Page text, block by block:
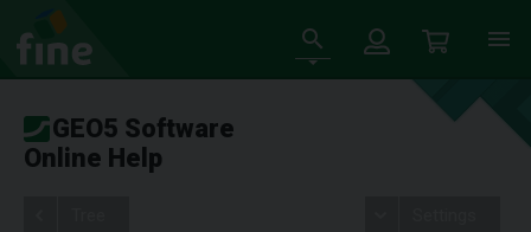
GEO5 Software
Online Help